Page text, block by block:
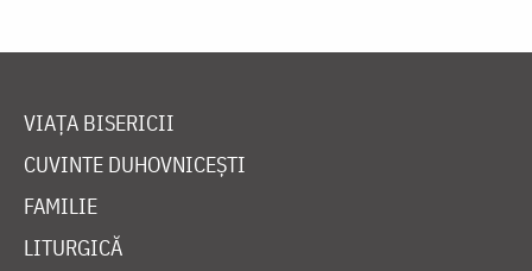
VIAȚA BISERICII
CUVINTE DUHOVNICEȘTI
FAMILIE
LITURGICĂ